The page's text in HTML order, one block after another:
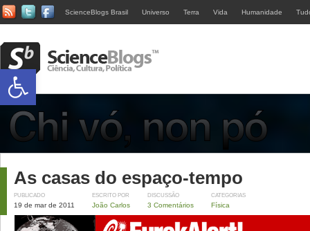
ScienceBlogs Brasil Universo Terra Vida Humanidade
As casas do espaço-tempo
PUBLICADO
19 de mar de 2011
ESCRITO POR
João Carlos
DISCUSSÃO
3 Comentários
CATEGORIAS
Física
Abrir a barra de ferramentas